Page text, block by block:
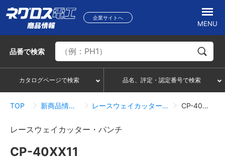
企業サイトへ
MENU
品番で検索
カタログページで検索 品名、評定・認定番号で検索
TOP 新商品情報一覧 レースウェイカッター・パンチ CP-40XX11
レースウェイカッター・パンチ
CP-40XX11